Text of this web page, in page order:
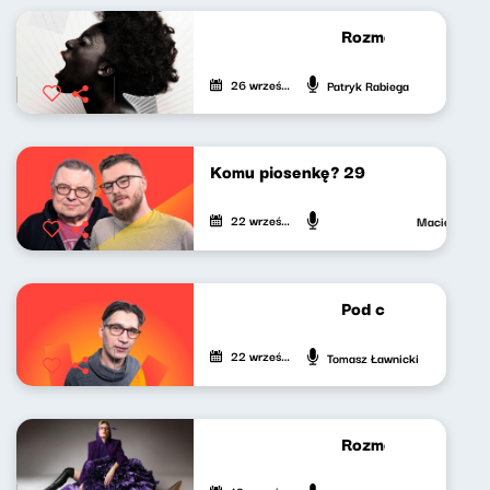
Rozmowa: Patryk
26 września 2023 Patryk Rabiega
Komu piosenkę? 29
22 września 2023 Maciej
Pod czeskim
22 września 2023 Tomasz Ławnicki
Rozmowa: Patryk